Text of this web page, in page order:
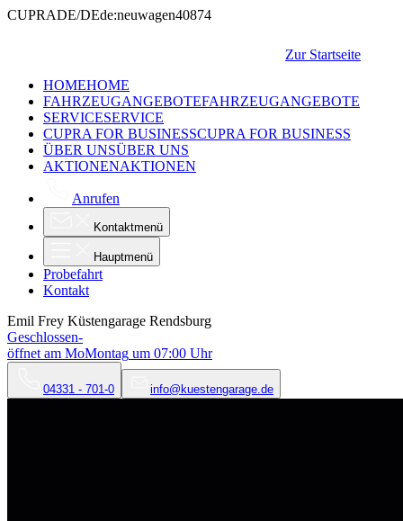
CUPRADE/DEde:neuwagen40874
Zur Startseite
HOMEHOME
FAHRZEUGANGEBOTEFAHRZEUGANGEBOTE
SERVICESERVICE
CUPRA FOR BUSINESSCUPRA FOR BUSINESS
ÜBER UNSÜBER UNS
AKTIONENAKTIONEN
Anrufen
Kontaktmenü
Hauptmenü
Probefahrt
Kontakt
Emil Frey Küstengarage Rendsburg
Geschlossen-
öffnet am MoMontag um 07:00 Uhr
04331 - 701-0 info@kuestengarage.de